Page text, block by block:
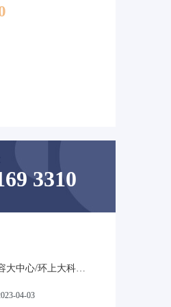
3310
容大中心/环上大科技园_宝山高性比甲级写字楼
04-03